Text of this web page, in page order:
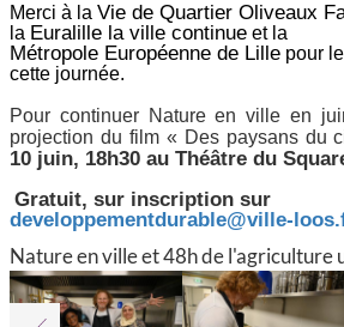
Merci à laVie de Quartier Oliveaux
la Euralille la ville continue et la
Métropole Européenne de Lille pour
cette journée.
Pour continuer Nature en ville en
projection du film « Des paysans du
10 juin, 18h30 au Théâtre du
Gratuit, sur inscription sur
developpementdurable@ville-
Nature en ville et 48h de l'agriculture